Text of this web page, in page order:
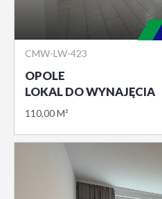
CMW-LW-423
OPOLE
LOKAL DO WYNAJĘCIA
110,00 M²